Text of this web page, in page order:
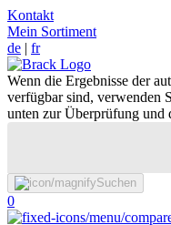
Kontakt
Mein Sortiment
de | fr
Wenn die Ergebnisse der
verfügbar sind, verwenden
unten zur Überprüfung und
Suchen
0